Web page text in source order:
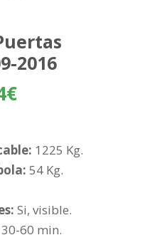
2016
€Rango
desde
166,74€
242,24€
1225 Kg.
54 Kg.
Si, visible.
30-60 min.